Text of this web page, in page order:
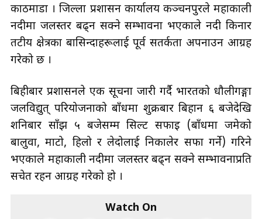
काठमाडौँ । जिल्ला प्रशासन कार्यालय कञ्चनपुरले महाकाली
नदीमा जलस्तर बढ्न सक्ने सम्भावना भएकाले नदी किनार
तटीय क्षेत्रका बासिन्दाहरूलाई पूर्व सतर्कता अपनाउन आग्रह
गरेको छ ।
बिहीबार प्रशासनले एक सूचना जारी गर्दै भारतको धौलीगङ्गा
जलविद्युत् परियोजनाको बाँधमा शुक्रबार बिहान ६ बजेदेखि
शनिबार साँझ ५ बजेसम्म सिल्ट सफाइ (बाँधमा जमेको
बालुवा, माटो, हिलो र लेदोलाई निकालेर सफा गर्ने) गरिने
भएकाले महाकाली नदीमा जलस्तर बढ्न सक्ने सम्भावनाप्रति
सचेत रहन आग्रह गरेको हो ।
Watch On